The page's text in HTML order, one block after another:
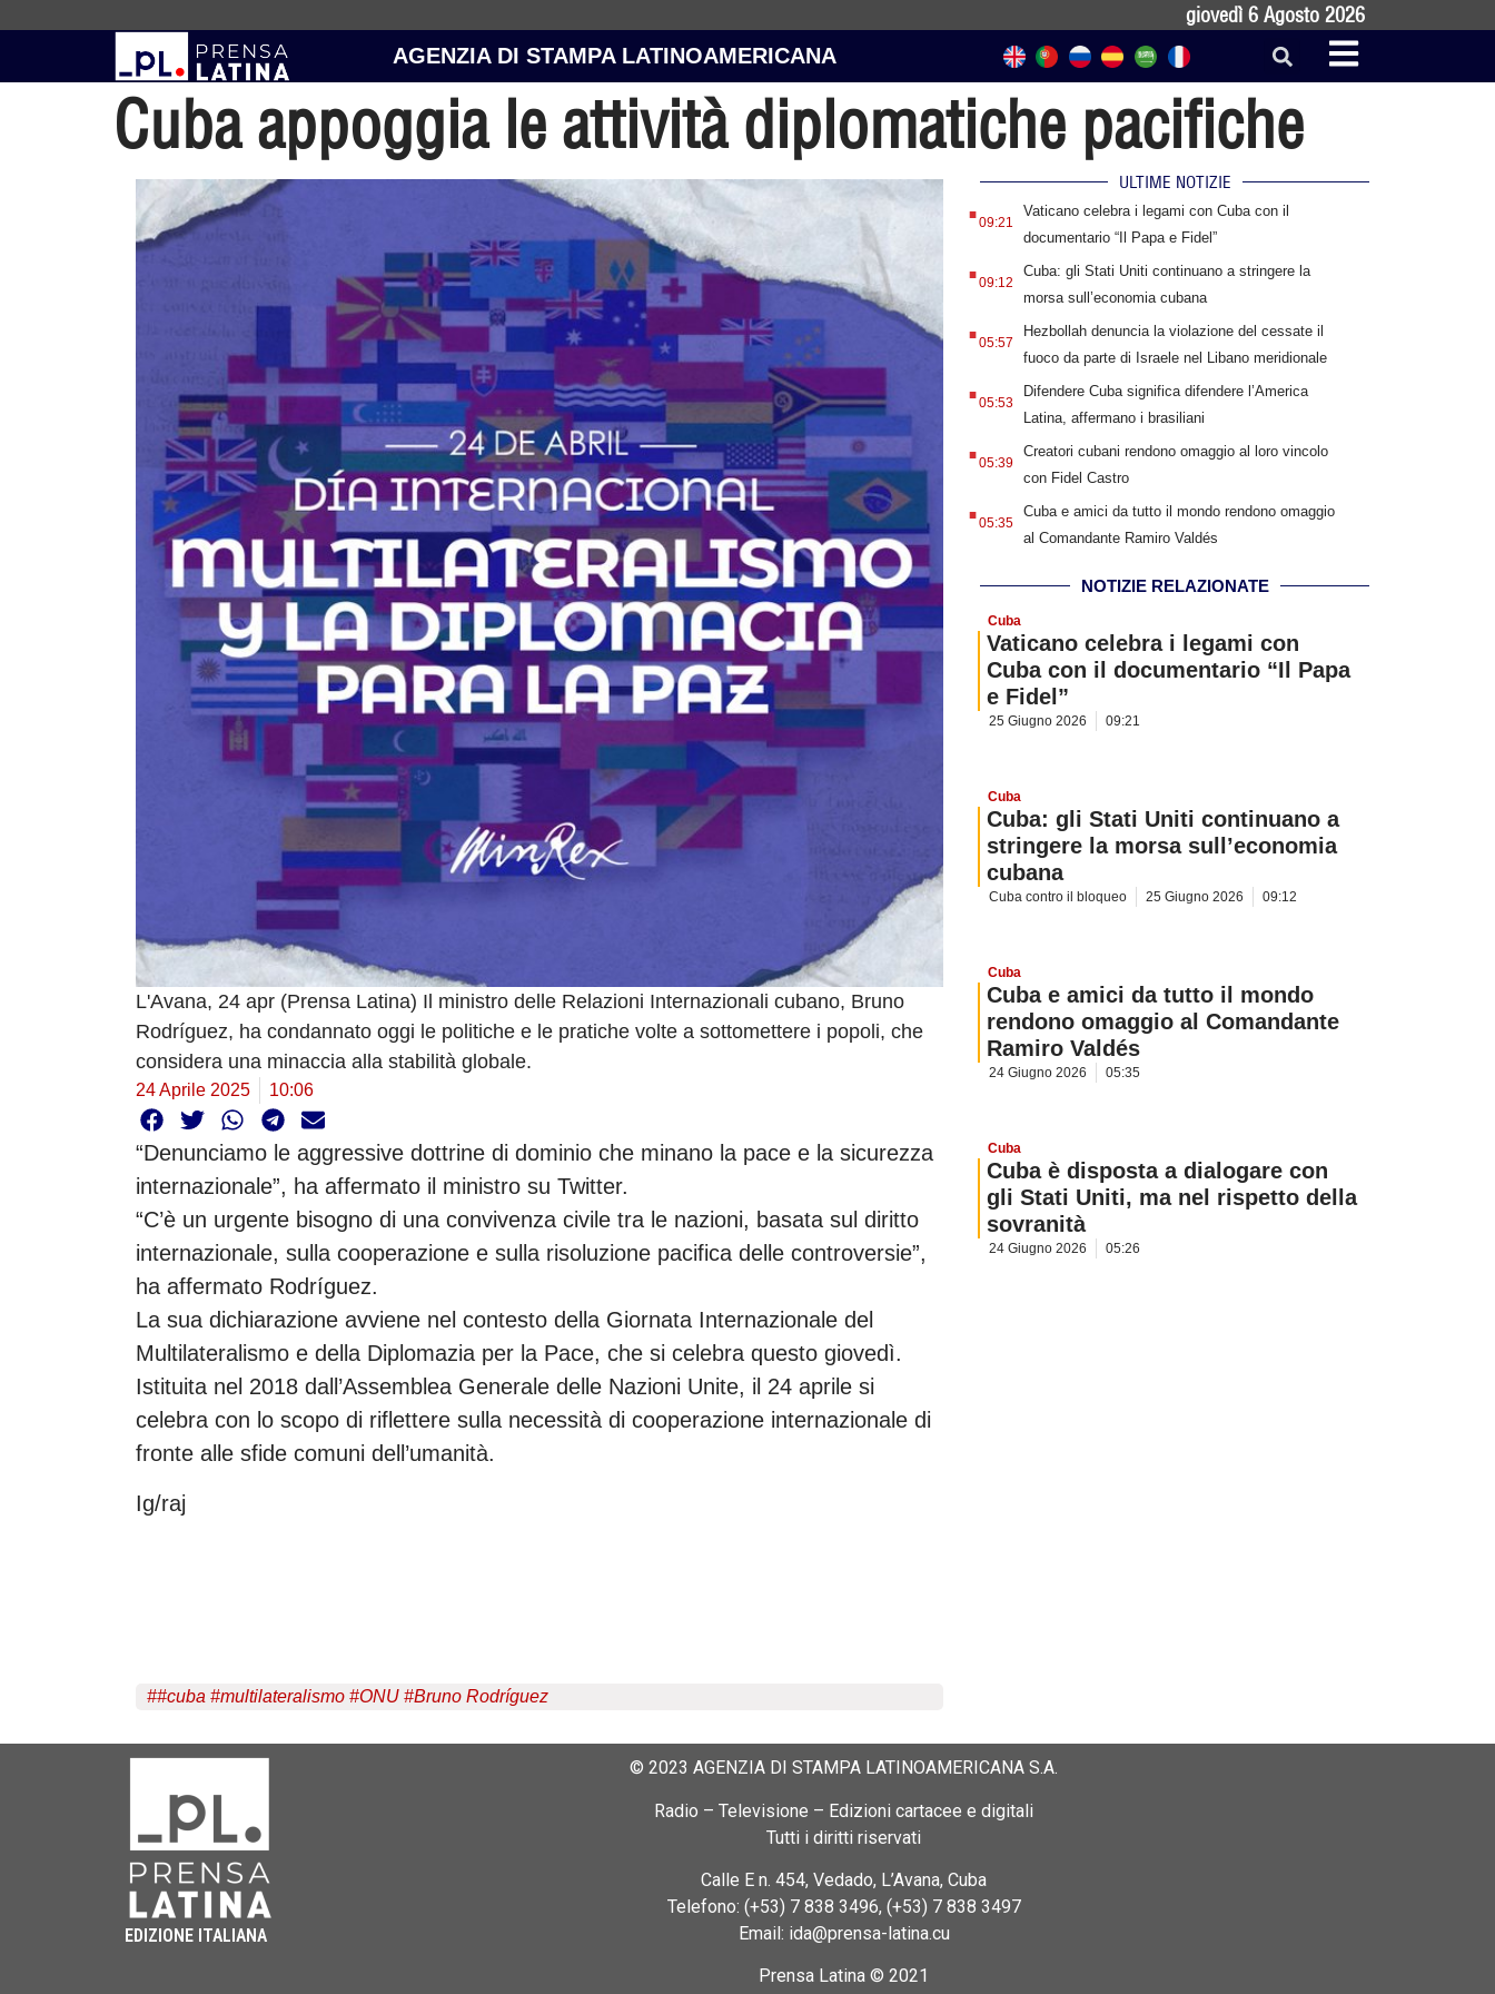
giovedì 6 Agosto 2026
AGENZIA DI STAMPA LATINOAMERICANA
Cuba appoggia le attività diplomatiche pacifiche
L'Avana, 24 apr (Prensa Latina) Il ministro delle Relazioni Internazionali cubano, Bruno
Rodríguez, ha condannato oggi le politiche e le pratiche volte a sottomettere i popoli, che
considera una minaccia alla stabilità globale.
24 Aprile 2025 10:06
“Denunciamo le aggressive dottrine di dominio che minano la pace e la sicurezza
internazionale”, ha affermato il ministro su Twitter.
“C’è un urgente bisogno di una convivenza civile tra le nazioni, basata sul diritto
internazionale, sulla cooperazione e sulla risoluzione pacifica delle controversie”,
ha affermato Rodríguez.
La sua dichiarazione avviene nel contesto della Giornata Internazionale del
Multilateralismo e della Diplomazia per la Pace, che si celebra questo giovedì.
Istituita nel 2018 dall’Assemblea Generale delle Nazioni Unite, il 24 aprile si
celebra con lo scopo di riflettere sulla necessità di cooperazione internazionale di
fronte alle sfide comuni dell’umanità.
Ig/raj
##cuba #multilateralismo #ONU #Bruno Rodríguez
ULTIME NOTIZIE
.09:21
Vaticano celebra i legami con Cuba con il
documentario “Il Papa e Fidel”
.09:12
Cuba: gli Stati Uniti continuano a stringere la
morsa sull’economia cubana
.05:57
Hezbollah denuncia la violazione del cessate il
fuoco da parte di Israele nel Libano meridionale
.05:53
Difendere Cuba significa difendere l’America
Latina, affermano i brasiliani
.05:39
Creatori cubani rendono omaggio al loro vincolo
con Fidel Castro
.05:35
Cuba e amici da tutto il mondo rendono omaggio
al Comandante Ramiro Valdés
NOTIZIE RELAZIONATE
Cuba
Vaticano celebra i legami con
Cuba con il documentario “Il Papa
e Fidel”
25 Giugno 2026 09:21
Cuba
Cuba: gli Stati Uniti continuano a
stringere la morsa sull’economia
cubana
Cuba contro il bloqueo 25 Giugno 2026 09:12
Cuba
Cuba e amici da tutto il mondo
rendono omaggio al Comandante
Ramiro Valdés
24 Giugno 2026 05:35
Cuba
Cuba è disposta a dialogare con
gli Stati Uniti, ma nel rispetto della
sovranità
24 Giugno 2026 05:26
EDIZIONE ITALIANA
© 2023 AGENZIA DI STAMPA LATINOAMERICANA S.A.
Radio – Televisione – Edizioni cartacee e digitali
Tutti i diritti riservati
Calle E n. 454, Vedado, L’Avana, Cuba
Telefono: (+53) 7 838 3496, (+53) 7 838 3497
Email: ida@prensa-latina.cu
Prensa Latina © 2021